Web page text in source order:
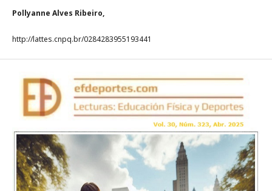
Pollyanne Alves Ribeiro,
http://lattes.cnpq.br/0284283955193441